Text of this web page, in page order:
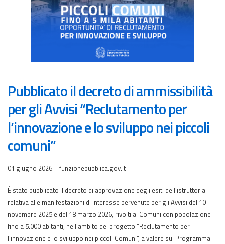
Pubblicato il decreto di ammissibilità
per gli Avvisi “Reclutamento per
l’innovazione e lo sviluppo nei piccoli
comuni”
01 giugno 2026 – funzionepubblica.gov.it
È stato pubblicato il decreto di approvazione degli esiti dell’istruttoria
relativa alle manifestazioni di interesse pervenute per gli Avvisi del 10
novembre 2025 e del 18 marzo 2026, rivolti ai Comuni con popolazione
fino a 5.000 abitanti, nell’ambito del progetto “Reclutamento per
l’innovazione e lo sviluppo nei piccoli Comuni”, a valere sul Programma